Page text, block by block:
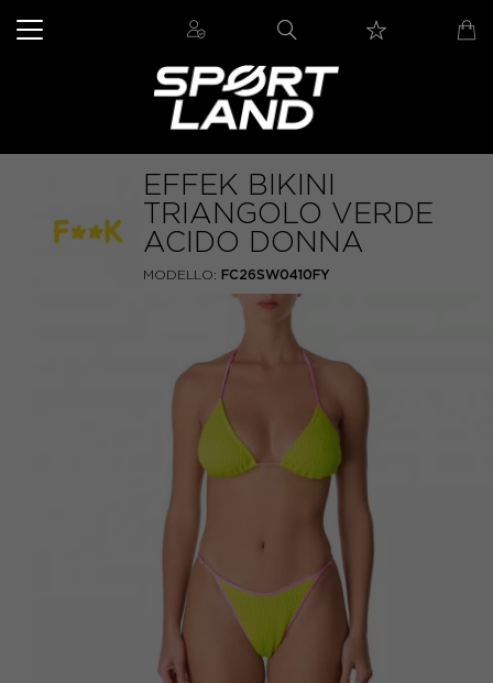
EFFEK BIKINI
TRIANGOLO VERDE
ACIDO DONNA
MODELLO: FC26SW0410FY